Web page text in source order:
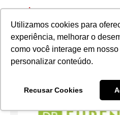
Utilizamos cookies para
experiência, melhorar o
como você interage em
personalizar conteúdo.
Recusar Cookies
Proveedores - Dr.